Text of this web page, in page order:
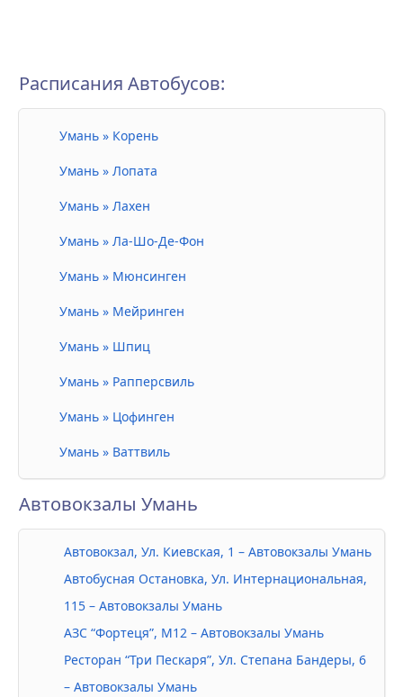
Расписания Автобусов:
Умань » Корень
Умань » Лопата
Умань » Лахен
Умань » Ла-Шо-Де-Фон
Умань » Мюнсинген
Умань » Мейринген
Умань » Шпиц
Умань » Рапперсвиль
Умань » Цофинген
Умань » Ваттвиль
Автовокзалы Умань
Автовокзал, Ул. Киевская, 1 – Автовокзалы Умань
Автобусная Остановка, Ул. Интернациональная,
115 – Автовокзалы Умань
АЗС “Фортеця”, М12 – Автовокзалы Умань
Ресторан “Три Пескаря”, Ул. Степана Бандеры, 6
– Автовокзалы Умань